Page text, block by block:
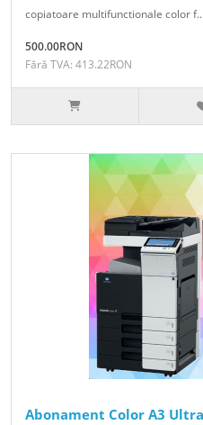
copiatoare multifunctionale color f..
500.00RON
Fără TVA: 413.22RON
Abonament Color A3